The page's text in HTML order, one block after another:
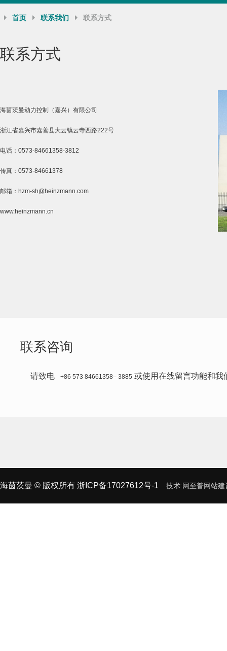
首页 联系我们 联系方式
联系方式
海茵茨曼动力控制（嘉兴）有限公司
浙江省嘉兴市嘉善县大云镇云寺西路222号
电话：0573-84661358-3812
传真：0573-84661378
邮箱：hzm-sh@heinzmann.com
www.heinzmann.cn
联系咨询
请致电 +86 573 84661358– 3885 或使用在线留言功能和我
海茵茨曼 © 版权所有 浙ICP备17027612号-1 技术:网至普网站建